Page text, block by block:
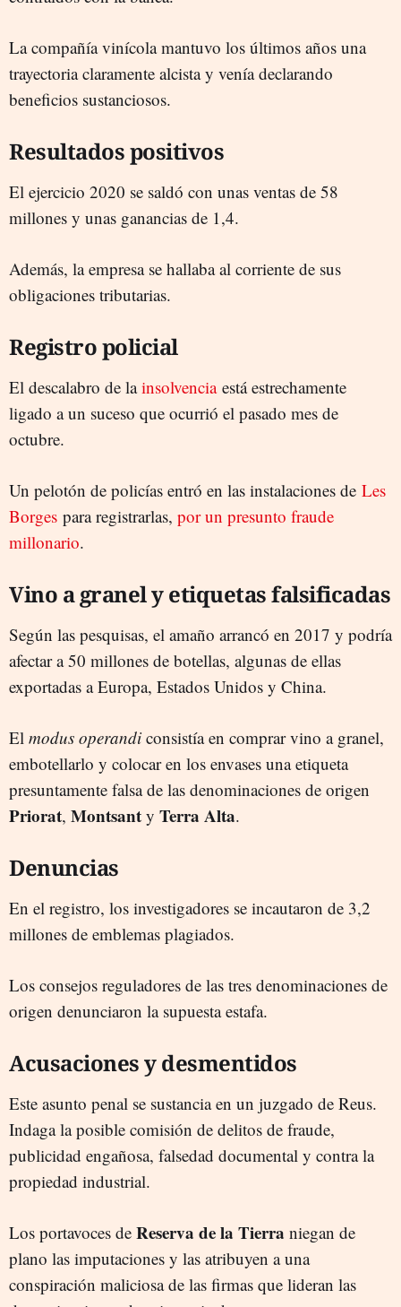
La compañía vinícola mantuvo los últimos años una
trayectoria claramente alcista y venía declarando
beneficios sustanciosos.
Resultados positivos
El ejercicio 2020 se saldó con unas ventas de 58
millones y unas ganancias de 1,4.
Además, la empresa se hallaba al corriente de sus
obligaciones tributarias.
Registro policial
El descalabro de lainsolvenciaestá estrechamente
ligado a un suceso que ocurrió el pasado mes de
octubre.
Un pelotón de policías entró en las instalaciones de Les
Borges para registrarlas, por un presunto fraude
millonario.
Vino a granel y etiquetas falsificadas
Según las pesquisas, el amaño arrancó en 2017 y podría
afectar a 50 millones de botellas, algunas de ellas
exportadas a Europa, Estados Unidos y China.
El modus operandi consistía en comprar vino a granel,
embotellarlo y colocar en los envases una etiqueta
presuntamente falsa de las denominaciones de origen
Priorat, Montsant y Terra Alta.
Denuncias
En el registro, los investigadores se incautaron de 3,2
millones de emblemas plagiados.
Los consejos reguladores de las tres denominaciones de
origen denunciaron la supuesta estafa.
Acusaciones y desmentidos
Este asunto penal se sustancia en un juzgado de Reus.
Indaga la posible comisión de delitos de fraude,
publicidad engañosa, falsedad documental y contra la
propiedad industrial.
Los portavoces de Reserva de la Tierra niegan de
plano las imputaciones y las atribuyen a una
conspiración maliciosa de las firmas que lideran las